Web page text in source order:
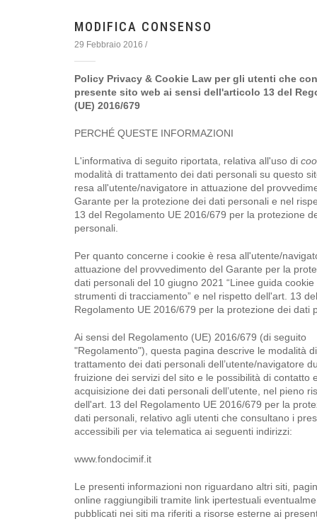
MODIFICA CONSENSO
29 Febbraio 2016 /
Policy Privacy & Cookie Law per gli utenti che
presente sito web ai sensi dell'articolo 13 del
(UE) 2016/679
PERCHÉ QUESTE INFORMAZIONI
L'informativa di seguito riportata, relativa all'uso di
modalità di trattamento dei dati personali su questo
resa all'utente/navigatore in attuazione del
Garante per la protezione dei dati personali e nel
13 del Regolamento UE 2016/679 per la protezione
personali.
Per quanto concerne i cookie è resa all'utente/
attuazione del provvedimento del Garante per la
dati personali del 10 giugno 2021 “Linee guida cookie
strumenti di tracciamento” e nel rispetto dell'art. 13 del
Regolamento UE 2016/679 per la protezione dei dati
Ai sensi del Regolamento (UE) 2016/679 (di seguito
"Regolamento"), questa pagina descrive le modalità di
trattamento dei dati personali dell’utente/navigatore
fruizione dei servizi del sito e le possibilità di contatto
acquisizione dei dati personali dell’utente, nel pieno
dell'art. 13 del Regolamento UE 2016/679 per la
dati personali, relativo agli utenti che consultano i
accessibili per via telematica ai seguenti indirizzi:
www.fondocimif.it
Le presenti informazioni non riguardano altri siti,
online raggiungibili tramite link ipertestuali
pubblicati nei siti ma riferiti a risorse esterne ai